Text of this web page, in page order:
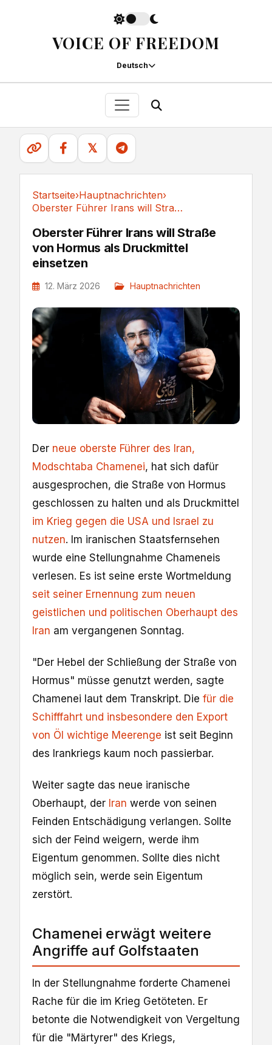
VOICE OF FREEDOM
Deutsch
𝕏
Startseite›Hauptnachrichten›
Oberster Führer Irans will Straße von Hormus...
Oberster Führer Irans will Straße
von Hormus als Druckmittel
einsetzen
12. März 2026 Hauptnachrichten
Der neue oberste Führer des Iran,
Modschtaba Chamenei, hat sich dafür
ausgesprochen, die Straße von Hormus
geschlossen zu halten und als Druckmittel
im Krieg gegen die USA und Israel zu
nutzen. Im iranischen Staatsfernsehen
wurde eine Stellungnahme Chameneis
verlesen. Es ist seine erste Wortmeldung
seit seiner Ernennung zum neuen
geistlichen und politischen Oberhaupt des
Iran am vergangenen Sonntag.
"Der Hebel der Schließung der Straße von
Hormus" müsse genutzt werden, sagte
Chamenei laut dem Transkript. Die für die
Schifffahrt und insbesondere den Export
von Öl wichtige Meerenge ist seit Beginn
des Irankriegs kaum noch passierbar.
Weiter sagte das neue iranische
Oberhaupt, der Iran werde von seinen
Feinden Entschädigung verlangen. Sollte
sich der Feind weigern, werde ihm
Eigentum genommen. Sollte dies nicht
möglich sein, werde sein Eigentum
zerstört.
Chamenei erwägt weitere
Angriffe auf Golfstaaten
In der Stellungnahme forderte Chamenei
Rache für die im Krieg Getöteten. Er
betonte die Notwendigkeit von Vergeltung
für die "Märtyrer" des Kriegs,